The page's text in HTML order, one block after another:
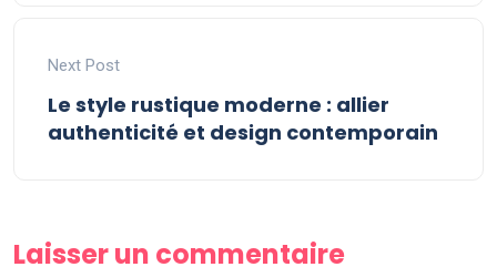
Next Post
Le style rustique moderne : allier
authenticité et design contemporain
Laisser un commentaire